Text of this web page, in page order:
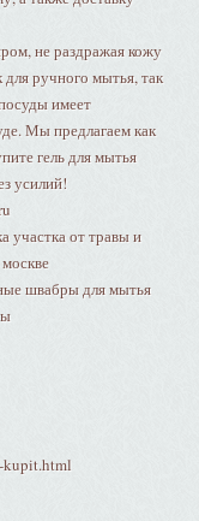
не раздражая кожу
ручного мытья, так
имеет
Мы предлагаем как
гель для мытья
усилий!
участка от травы и
швабры для мытья
kupit.html